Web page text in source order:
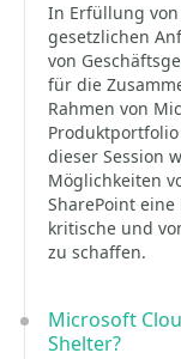
In Erfüllung von
gesetzlichen
von
für die
Rahmen von
dieser Session
Möglichkeiten
SharePoint
kritische und
zu schaffen.
Microsoft
Shelter?